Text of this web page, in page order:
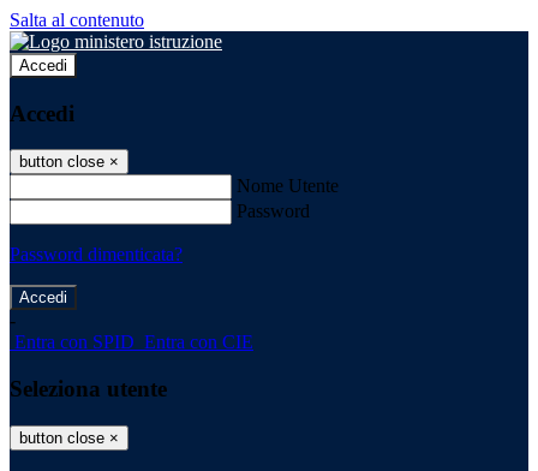
Salta al contenuto
Accedi
Accedi
button close ×
Nome Utente
Password
Password dimenticata?
-
Entra con SPID Entra con CIE
Seleziona utente
button close ×